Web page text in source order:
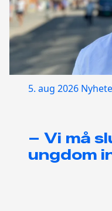
5. aug 2026
– Vi må
ungdom